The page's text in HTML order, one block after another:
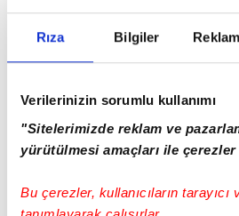
Rıza Bilgiler
Verilerinizin sorumlu kullanımı
"Sitelerimizde reklam ve
yürütülmesi amaçları ile çerezler
Bu çerezler, kullanıcıların tarayıcı
Kırmızı ışıkta geçen İETT